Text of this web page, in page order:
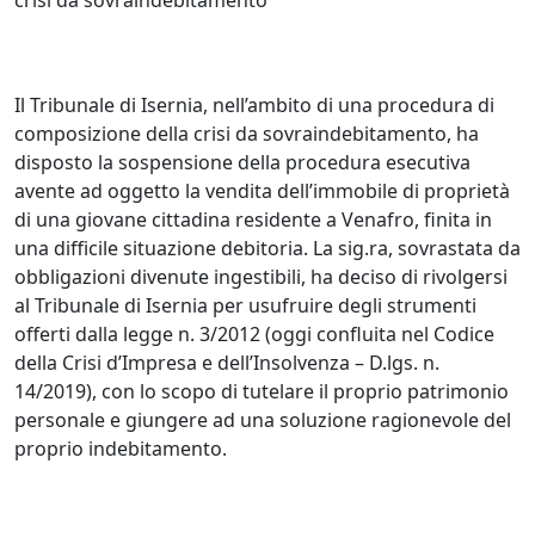
Il Tribunale di Isernia, nell’ambito di una procedura di
composizione della crisi da sovraindebitamento, ha
disposto la sospensione della procedura esecutiva
avente ad oggetto la vendita dell’immobile di proprietà
di una giovane cittadina residente a Venafro, finita in
una difficile situazione debitoria. La sig.ra, sovrastata da
obbligazioni divenute ingestibili, ha deciso di rivolgersi
al Tribunale di Isernia per usufruire degli strumenti
offerti dalla legge n. 3/2012 (oggi confluita nel Codice
della Crisi d’Impresa e dell’Insolvenza – D.lgs. n.
14/2019), con lo scopo di tutelare il proprio patrimonio
personale e giungere ad una soluzione ragionevole del
proprio indebitamento.